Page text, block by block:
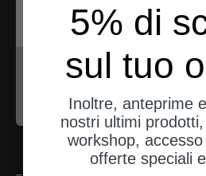
Proxxon
Angebot
$17.00
5% di
sul tuo
Inoltre, anteprime
nostri ultimi
workshop,
offerte speciali